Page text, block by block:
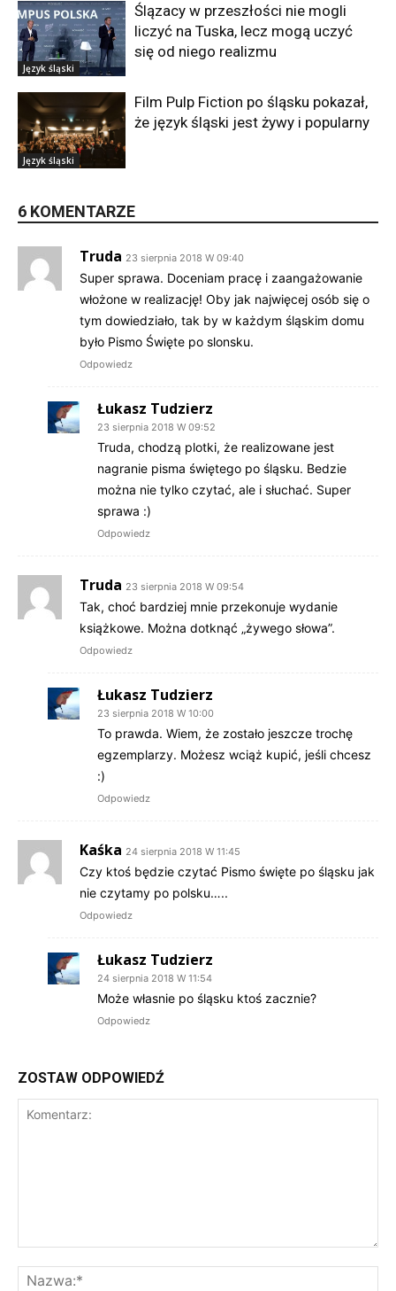
Język śląski
Ślązacy w przeszłości nie mogli
liczyć na Tuska, lecz mogą uczyć
się od niego realizmu
Język śląski
Film Pulp Fiction po śląsku pokazał,
że język śląski jest żywy i popularny
6 KOMENTARZE
Truda 23 sierpnia 2018 W 09:40
Super sprawa. Doceniam pracę i zaangażowanie
włożone w realizację! Oby jak najwięcej osób się o
tym dowiedziało, tak by w każdym śląskim domu
było Pismo Święte po slonsku.
Odpowiedz
Łukasz Tudzierz
23 sierpnia 2018 W 09:52
Truda, chodzą plotki, że realizowane jest
nagranie pisma świętego po śląsku. Bedzie
można nie tylko czytać, ale i słuchać. Super
sprawa :)
Odpowiedz
Truda 23 sierpnia 2018 W 09:54
Tak, choć bardziej mnie przekonuje wydanie
książkowe. Można dotknąć „żywego słowa”.
Odpowiedz
Łukasz Tudzierz
23 sierpnia 2018 W 10:00
To prawda. Wiem, że zostało jeszcze trochę
egzemplarzy. Możesz wciąż kupić, jeśli chcesz
:)
Odpowiedz
Kaśka 24 sierpnia 2018 W 11:45
Czy ktoś będzie czytać Pismo święte po śląsku jak
nie czytamy po polsku…..
Odpowiedz
Łukasz Tudzierz
24 sierpnia 2018 W 11:54
Może własnie po śląsku ktoś zacznie?
Odpowiedz
ZOSTAW ODPOWIEDŹ